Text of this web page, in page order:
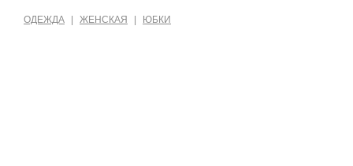
ОДЕЖДА ЖЕНСКАЯ ЮБКИ